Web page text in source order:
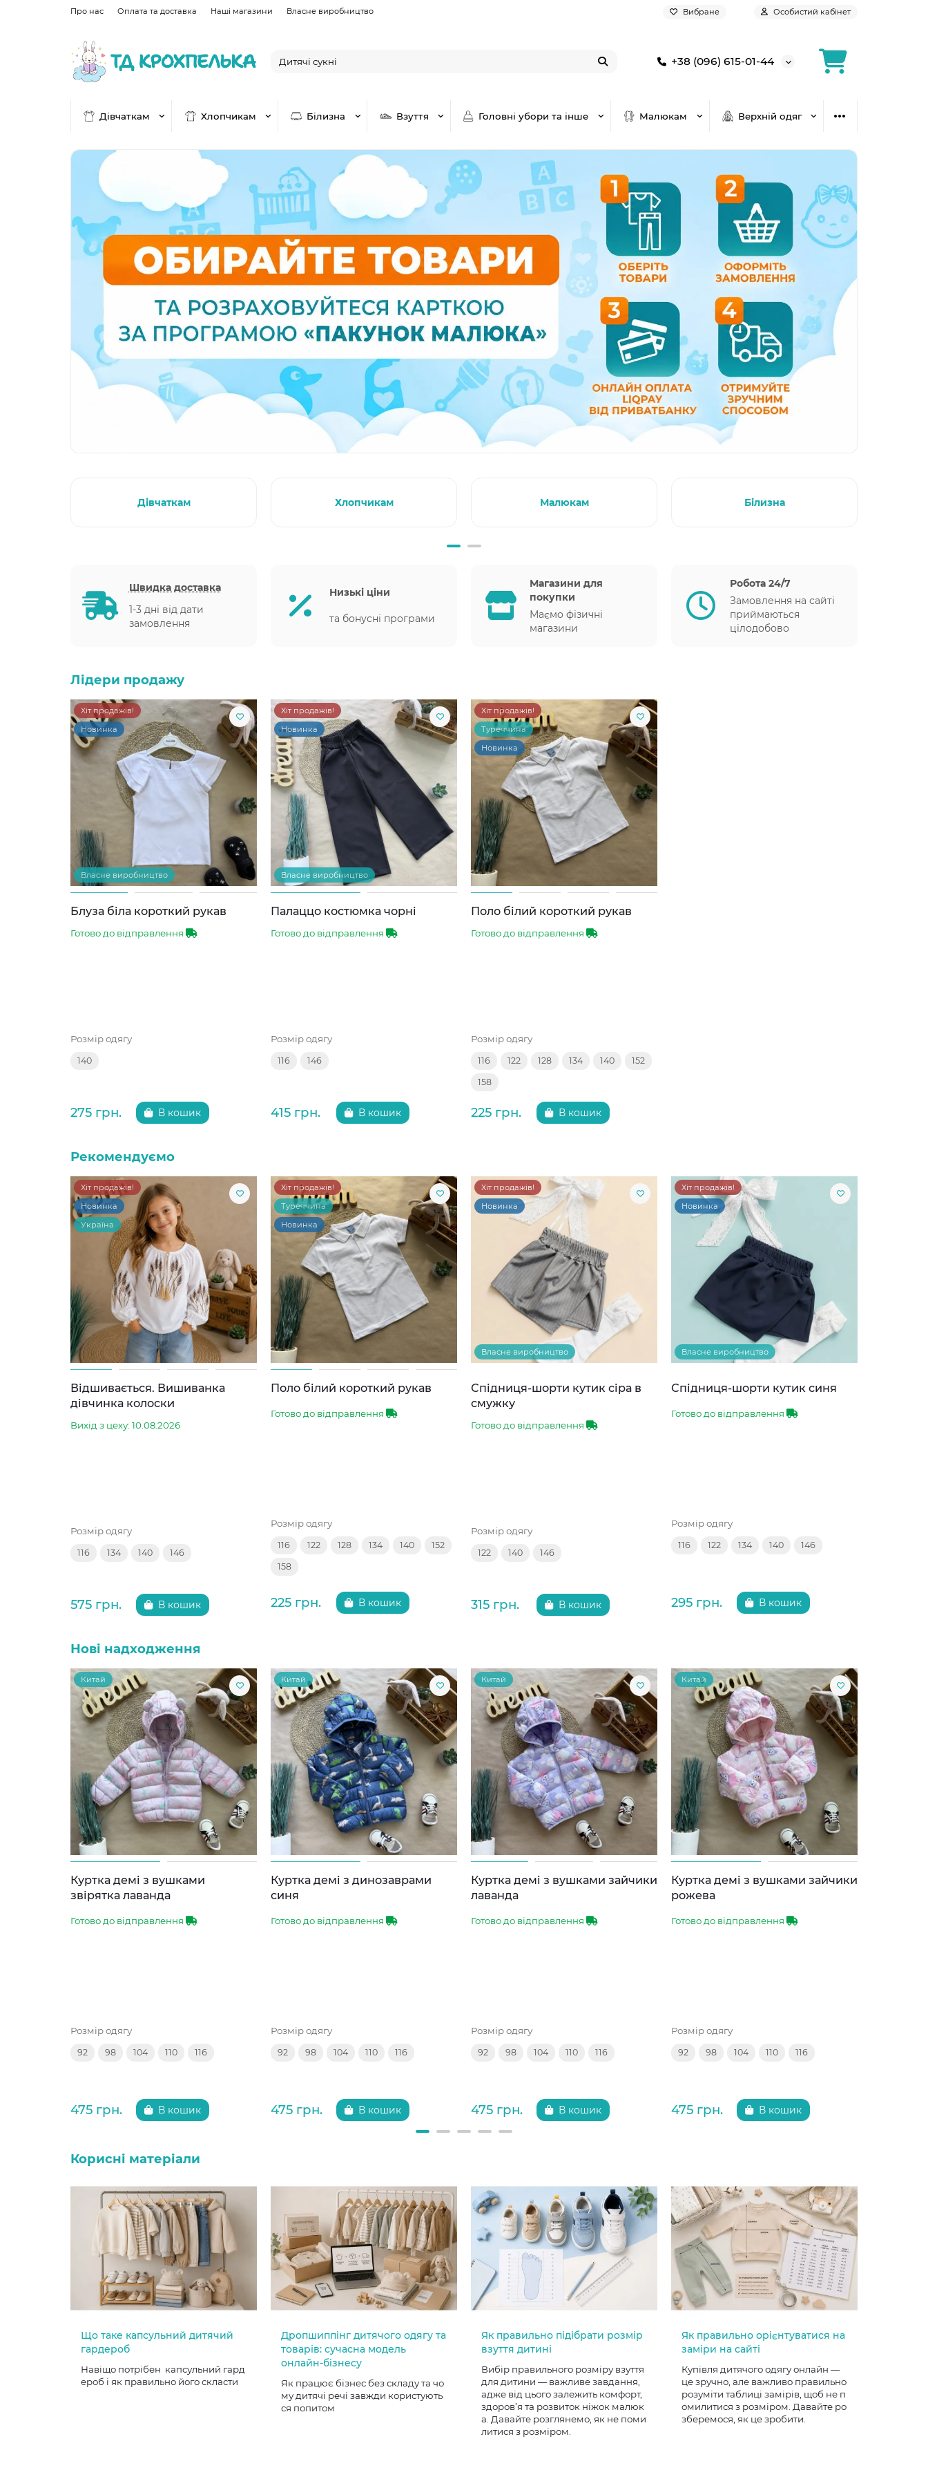
Про нас Оплата та доставка Наші магазини Власне виробництво Вибране Особистий кабінет
+38 (096) 615-01-44
Дівчаткам Хлопчикам Білизна Взуття Головні убори та інше Малюкам Верхній одяг
Дівчаткам Хлопчикам Малюкам Білизна
Швидка доставка
1-3 дні від дати
замовлення
Низькі ціни
та бонусні програми
Магазини для
покупки
Маємо фізичні
магазини
Робота 24/7
Замовлення на сайті
приймаються
цілодобово
Лідери продажу
Хіт продажів!
Новинка
Власне виробництво
Блуза біла короткий рукав
Готово до відправлення
Розмір одягу
140
275 грн. В кошик
Хіт продажів!
Новинка
Власне виробництво
Палаццо костюмка чорні
Готово до відправлення
Розмір одягу
116 146
415 грн. В кошик
Хіт продажів!
Туреччина
Новинка
Поло білий короткий рукав
Готово до відправлення
Розмір одягу
116 122 128 134 140 152
158
225 грн. В кошик
Рекомендуємо
Хіт продажів!
Новинка
Україна
Відшивається. Вишиванка
дівчинка колоски
Вихід з цеху: 10.08.2026
Розмір одягу
116 134 140 146
575 грн. В кошик
Хіт продажів!
Туреччина
Новинка
Поло білий короткий рукав
Готово до відправлення
Розмір одягу
116 122 128 134 140 152
158
225 грн. В кошик
Хіт продажів!
Новинка
Власне виробництво
Спідниця-шорти кутик сіра в
смужку
Готово до відправлення
Розмір одягу
122 140 146
315 грн. В кошик
Хіт продажів!
Новинка
Власне виробництво
Спідниця-шорти кутик синя
Готово до відправлення
Розмір одягу
116 122 134 140 146
295 грн. В кошик
Нові надходження
Китай
Куртка демі з вушками
звірятка лаванда
Готово до відправлення
Розмір одягу
92 98 104 110 116
475 грн. В кошик
Китай
Куртка демі з динозаврами
синя
Готово до відправлення
Розмір одягу
92 98 104 110 116
475 грн. В кошик
Китай
Куртка демі з вушками зайчики
лаванда
Готово до відправлення
Розмір одягу
92 98 104 110 116
475 грн. В кошик
Китай
Куртка демі з вушками зайчики
рожева
Готово до відправлення
Розмір одягу
92 98 104 110 116
475 грн. В кошик
Корисні матеріали
Що таке капсульний дитячий
гардероб
Навіщо потрібен капсульний гард
ероб і як правильно його скласти
Дропшиппінг дитячого одягу та
товарів: сучасна модель
онлайн-бізнесу
Як працює бізнес без складу та чо
му дитячі речі завжди користують
ся попитом
Як правильно підібрати розмір
взуття дитині
Вибір правильного розміру взуття
для дитини — важливе завдання,
адже від цього залежить комфорт,
здоров’я та розвиток ніжок малюк
а. Давайте розглянемо, як не поми
литися з розміром.
Як правильно орієнтуватися на
заміри на сайті
Купівля дитячого одягу онлайн —
це зручно, але важливо правильно
розуміти таблиці замірів, щоб не п
омилитися з розміром. Давайте ро
зберемося, як це зробити.